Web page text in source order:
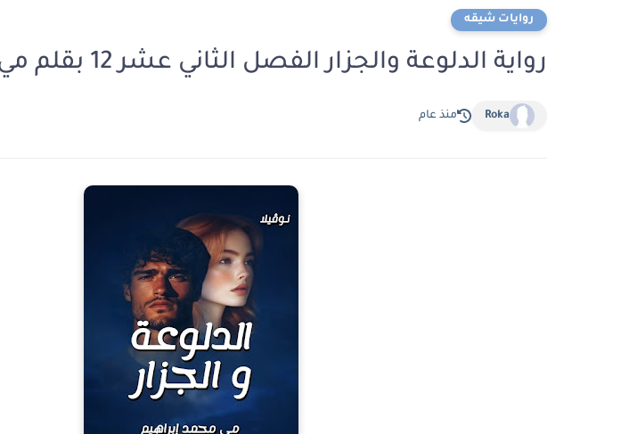
روايات شيقه
رواية الدلوعة والجزار الفصل الثاني عشر 12 بقلم مي محمد ابراهيم
Roka منذ عام